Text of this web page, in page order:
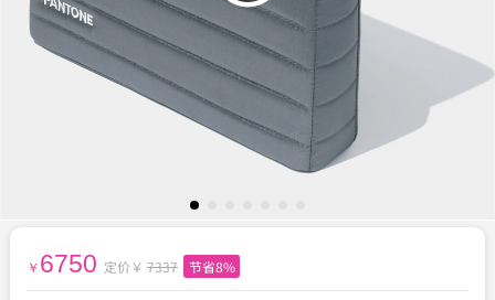
￥ 6750 定价￥ 7337 节省8%